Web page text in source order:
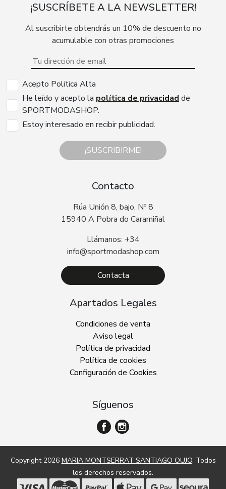
¡SUSCRÍBETE A LA NEWSLETTER!
Al suscribirte obtendrás un 10% de descuento no
acumulable con otras promociones
Acepto Politica Alta
He leído y acepto la política de privacidad de
SPORTMODASHOP.
Estoy interesado en recibir publicidad.
¡SUSCRIBIRME!
Contacto
Rúa Unión 8, bajo, Nº 8
15940 A Pobra do Caramiñal
Llámanos: +34
info@sportmodashop.com
Contacta
Apartados Legales
Condiciones de venta
Aviso legal
Política de privacidad
Política de cookies
Configuración de Cookies
Síguenos
Copyright 2026 MARIA MONTSERRAT SANTIAGO OUJO. Todos
los derechos reservados.